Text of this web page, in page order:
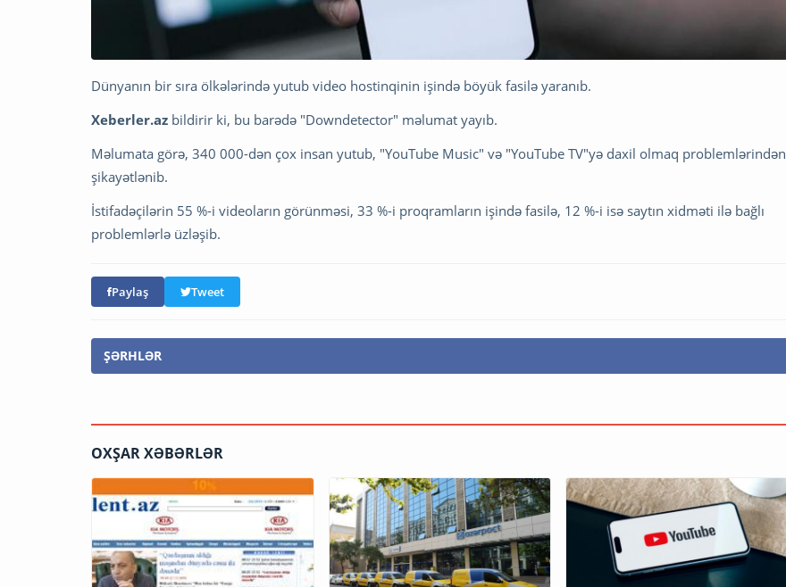
Dünyanın bir sıra ölkələrində yutub video hostinqinin işində böyük fasilə yaranıb.
Xeberler.az bildirir ki, bu barədə "Downdetector" məlumat yayıb.
Məlumata görə, 340 000-dən çox insan yutub, "YouTube Music" və "YouTube TV"yə daxil olmaq problemlərindən
şikayətlənib.
İstifadəçilərin 55 %-i videoların görünməsi, 33 %-i proqramların işində fasilə, 12 %-i isə saytın xidməti ilə bağlı
problemlərlə üzləşib.
Paylaş Tweet
ŞƏRHLƏR
OXŞAR XƏBƏRLƏR